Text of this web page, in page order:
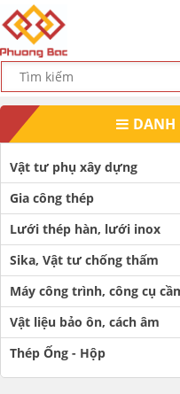
DANH
Vật tư phụ xây dựng
Gia công thép
Lưới thép hàn, lưới inox
Sika, Vật tư chống thấm
Máy công trình, công cụ
Vật liệu bảo ôn, cách âm
Thép Ống - Hộp